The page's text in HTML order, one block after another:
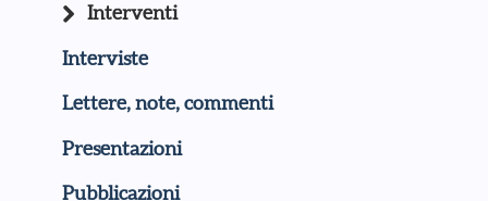
Interventi
Interviste
Lettere, note, commenti
Presentazioni
Pubblicazioni